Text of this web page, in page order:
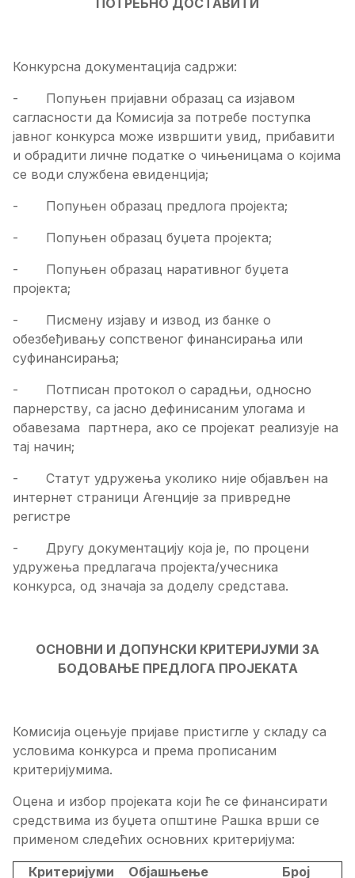
Конкурсна документација садржи:
- Попуњен пријавни образац са изјавом
сагласности да Комисија за потребе поступка
јавног конкурса може извршити увид, прибавити
и обрадити личне податке о чињеницама о којима
се води службена евиденција;
- Попуњен образац предлога пројекта;
- Попуњен образац буџета пројекта;
- Попуњен образац наративног буџета
пројекта;
- Писмену изјаву и извод из банке о
обезбеђивању сопственог финансирања или
суфинансирања;
- Потписан протокол о сарадњи, односно
парнерству, са јасно дефинисаним улогама и
обавезама партнера, ако се пројекат реализује на
тај начин;
- Статут удружења уколико није објављен на
интернет страници Агенције за привредне
регистре
- Другу документацију која је, по процени
удружења предлагача пројекта/учесника
конкурса, од значаја за доделу средстава.
ОСНОВНИ И ДОПУНСКИ КРИТЕРИЈУМИ ЗА
БОДОВАЊЕ ПРЕДЛОГА ПРОЈЕКАТА
Комисија оцењује пријаве пристигле у складу са
условима конкурса и према прописаним
критеријумима.
Оцена и избор пројеката који ће се финансирати
средствима из буџета општине Рашка врши се
применом следећих основних критеријума:
Критеријуми
Објашњење
Број